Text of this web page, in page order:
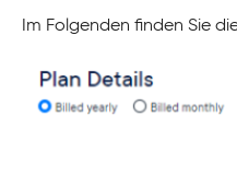
Im Folgenden finden Sie